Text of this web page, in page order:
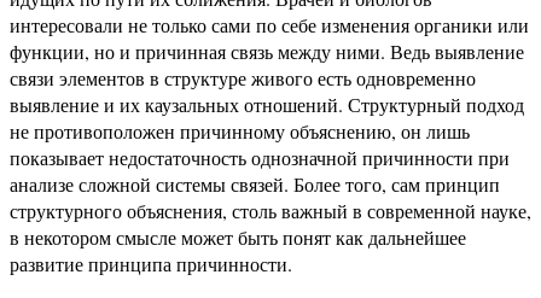
интересовали не только сами по себе изменения органики или
функции, но и причинная связь между ними. Ведь выявление
связи элементов в структуре живого есть одновременно
выявление и их каузальных отношений. Структурный подход
не противоположен причинному объяснению, он лишь
показывает недостаточность однозначной причинности при
анализе сложной системы связей. Более того, сам принцип
структурного объяснения, столь важный в современной науке,
в некотором смысле может быть понят как дальнейшее
развитие принципа причинности.